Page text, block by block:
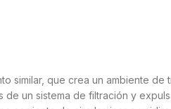
similar, que crea un ambiente de
de un sistema de filtración y